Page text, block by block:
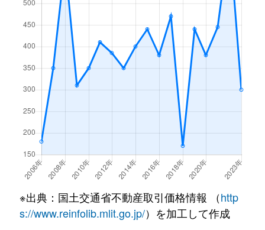
※出典：国土交通省不動産取引価格情報 （http
s://www.reinfolib.mlit.go.jp/）を加工して作成